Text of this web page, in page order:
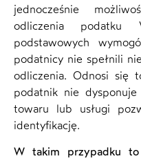
jednocześnie
odliczenia podatku
podstawowych
podatnicy nie spełnili
odliczenia. Odnosi się
podatnik nie
towaru lub usługi
identyfikację.
W takim przypadku to